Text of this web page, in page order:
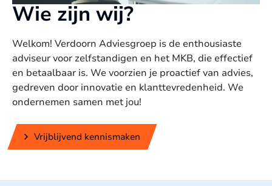
Wie zijn wij?
Welkom! Verdoorn Adviesgroep is de enthousiaste
adviseur voor zelfstandigen en het MKB, die effectief
en betaalbaar is. We voorzien je proactief van advies,
gedreven door innovatie en klanttevredenheid. We
ondernemen samen met jou!
Vrijblijvend kennismaken